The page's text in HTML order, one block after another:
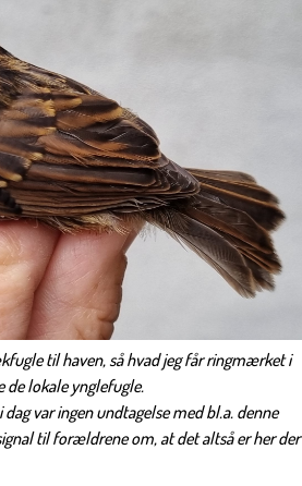
til haven, så hvad jeg får ringmærket i
lokale ynglefugle.
var ingen undtagelse med bl.a. denne
til forældrene om, at det altså er her der